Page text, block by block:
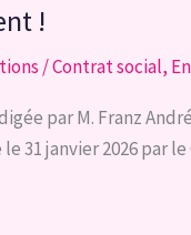
!
/Contrat social,
par M. Franz
janvier 2026 par le